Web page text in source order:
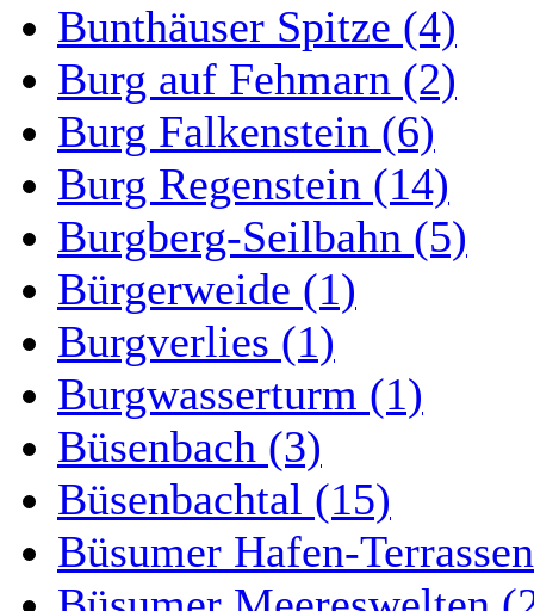
Bunthäuser Spitze (4)
Burg auf Fehmarn (2)
Burg Falkenstein (6)
Burg Regenstein (14)
Burgberg-Seilbahn (5)
Bürgerweide (1)
Burgverlies (1)
Burgwasserturm (1)
Büsenbach (3)
Büsenbachtal (15)
Büsumer Hafen-